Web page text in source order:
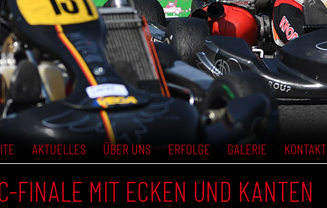
AKTUELLES ÜBER UNS ERFOLGE GALERIE KONTAKT
FINALE MIT ECKEN UND KANTEN